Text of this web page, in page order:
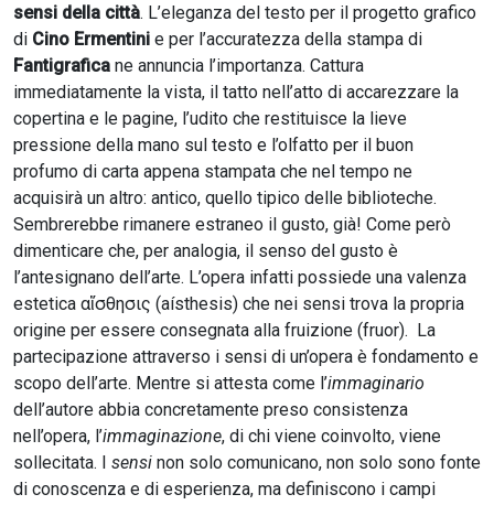
sensi della città. L’eleganza del testo per il progetto grafico
di Cino Ermentini e per l’accuratezza della stampa di
Fantigrafica ne annuncia l’importanza. Cattura
immediatamente la vista, il tatto nell’atto di accarezzare la
copertina e le pagine, l’udito che restituisce la lieve
pressione della mano sul testo e l’olfatto per il buon
profumo di carta appena stampata che nel tempo ne
acquisirà un altro: antico, quello tipico delle biblioteche.
Sembrerebbe rimanere estraneo il gusto, già! Come però
dimenticare che, per analogia, il senso del gusto è
l’antesignano dell’arte. L’opera infatti possiede una valenza
estetica αἴσθησις (aísthesis) che nei sensi trova la propria
origine per essere consegnata alla fruizione (fruor). La
partecipazione attraverso i sensi di un’opera è fondamento e
scopo dell’arte. Mentre si attesta come l’immaginario
dell’autore abbia concretamente preso consistenza
nell’opera, l’immaginazione, di chi viene coinvolto, viene
sollecitata. I sensi non solo comunicano, non solo sono fonte
di conoscenza e di esperienza, ma definiscono i campi